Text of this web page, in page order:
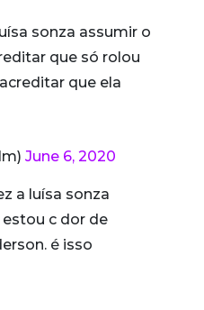
sonza assumir o
que só rolou
que ela
June 6, 2020
a luísa sonza
c dor de
é isso